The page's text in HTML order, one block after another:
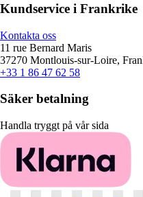
Kundservice i Frankrike
Kontakta oss
11 rue Bernard Maris
37270 Montlouis-sur-Loire,
+33 1 86 47 62 58
Säker betalning
Handla tryggt på vår sida